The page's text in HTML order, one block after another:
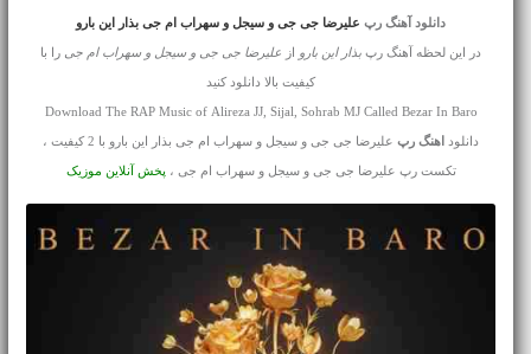
دانلود آهنگ رپعلیرضا جی جی و سیجل و سهراب ام جی بذار این بارو
در این لحظه آهنگ رپ بذار این بارو از علیرضا جی جی و سیجل و سهراب ام جی را با
کیفیت بالا دانلود کنید
Download The RAP Music of Alireza JJ, Sijal, Sohrab MJ Called Bezar In Baro
دانلود اهنگ رپ علیرضا جی جی و سیجل و سهراب ام جی بذار این بارو با 2 کیفیت ،
تکست رپ علیرضا جی جی و سیجل و سهراب ام جی ، پخش آنلاین موزیک